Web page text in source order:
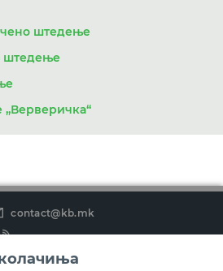
штедење
штедење
contact@kb.mk
(02) 3 296 800